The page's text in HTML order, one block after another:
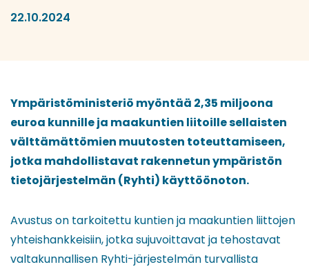
22.10.2024
Ympäristöministeriö myöntää 2,35 miljoona
euroa kunnille ja maakuntien liitoille sellaisten
välttämättömien muutosten toteuttamiseen,
jotka mahdollistavat rakennetun ympäristön
tietojärjestelmän (Ryhti) käyttöönoton.
Avustus on tarkoitettu kuntien ja maakuntien liittojen
yhteishankkeisiin, jotka sujuvoittavat ja tehostavat
valtakunnallisen Ryhti-järjestelmän turvallista